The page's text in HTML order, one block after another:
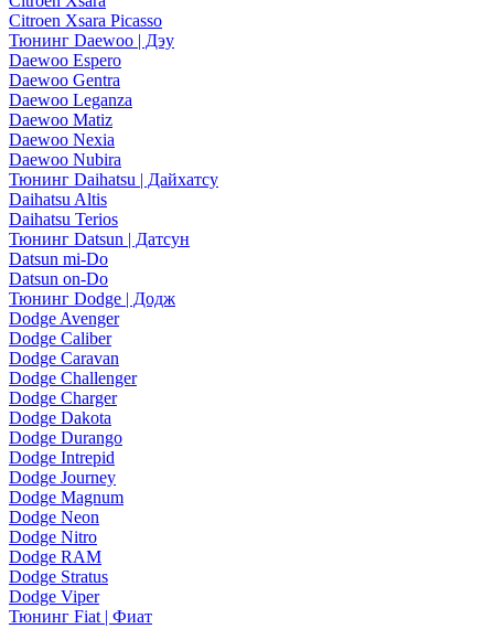
Citroen Xsara Picasso
Тюнинг Daewoo | Дэу
Daewoo Espero
Daewoo Gentra
Daewoo Leganza
Daewoo Matiz
Daewoo Nexia
Daewoo Nubira
Тюнинг Daihatsu | Дайхатсу
Daihatsu Altis
Daihatsu Terios
Тюнинг Datsun | Датсун
Datsun mi-Do
Datsun on-Do
Тюнинг Dodge | Додж
Dodge Avenger
Dodge Caliber
Dodge Caravan
Dodge Challenger
Dodge Charger
Dodge Dakota
Dodge Durango
Dodge Intrepid
Dodge Journey
Dodge Magnum
Dodge Neon
Dodge Nitro
Dodge RAM
Dodge Stratus
Dodge Viper
Тюнинг Fiat | Фиат